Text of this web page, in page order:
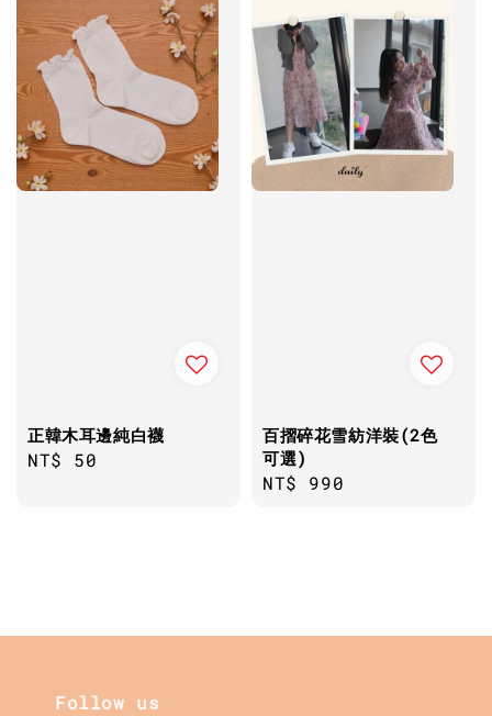
正韓木耳邊純白襪
Regular
NT$ 50
百摺碎花雪紡洋裝(2色
可選)
Regular
NT$ 990
Follow us